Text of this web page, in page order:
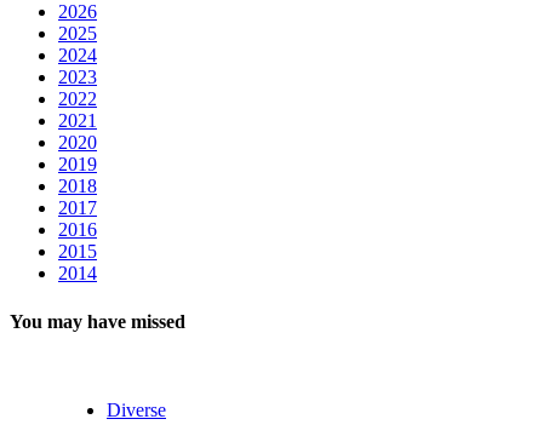
2026
2025
2024
2023
2022
2021
2020
2019
2018
2017
2016
2015
2014
You may have missed
Diverse